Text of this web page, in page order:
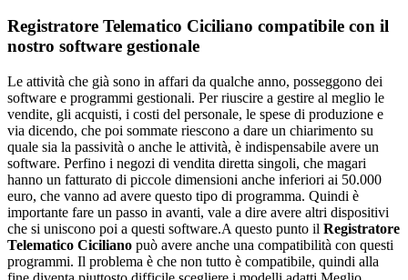
Registratore Telematico Ciciliano compatibile con il
nostro software gestionale
Le attività che già sono in affari da qualche anno, posseggono dei
software e programmi gestionali. Per riuscire a gestire al meglio le
vendite, gli acquisti, i costi del personale, le spese di produzione e
via dicendo, che poi sommate riescono a dare un chiarimento su
quale sia la passività o anche le attività, è indispensabile avere un
software. Perfino i negozi di vendita diretta singoli, che magari
hanno un fatturato di piccole dimensioni anche inferiori ai 50.000
euro, che vanno ad avere questo tipo di programma. Quindi è
importante fare un passo in avanti, vale a dire avere altri dispositivi
che si uniscono poi a questi software.A questo punto il Registratore
Telematico Ciciliano può avere anche una compatibilità con questi
programmi. Il problema è che non tutto è compatibile, quindi alla